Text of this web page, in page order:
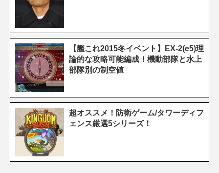
【艦これ2015冬イベント】EX-2(e5)理
論的な攻略可能編成！機動部隊と水上
部隊別の制空値
超オススメ！防衛ゲーム/タワーディフ
ェンス厳選5シリーズ！